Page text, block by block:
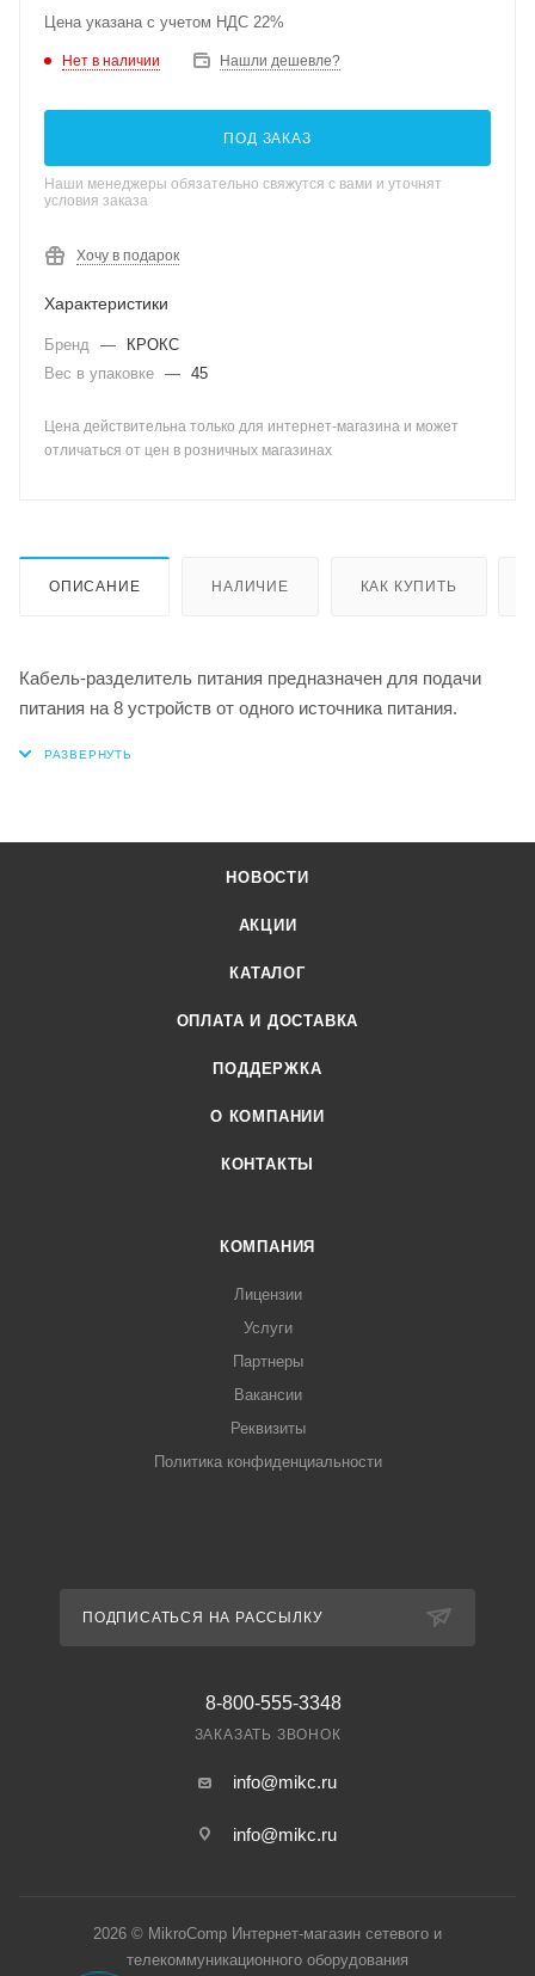
Цена указана с учетом НДС 22%
Нет в наличии Нашли дешевле?
ПОД ЗАКАЗ
Наши менеджеры обязательно свяжутся с вами и уточнят
условия заказа
Хочу в подарок
Характеристики
Бренд —
КРОКС
Вес в упаковке — 45
Цена действительна только для интернет-магазина и может
отличаться от цен в розничных магазинах
ОПИСАНИЕ НАЛИЧИЕ КАК КУПИТЬ
Кабель-разделитель питания предназначен для подачи
питания на 8 устройств от одного источника питания.
НОВОСТИ
АКЦИИ
КАТАЛОГ
ОПЛАТА И ДОСТАВКА
ПОДДЕРЖКА
О КОМПАНИИ
КОНТАКТЫ
КОМПАНИЯ
Лицензии
Услуги
Партнеры
Вакансии
Реквизиты
Политика конфиденциальности
ПОДПИСАТЬСЯ НА РАССЫЛКУ
8-800-555-3348
ЗАКАЗАТЬ ЗВОНОК
info@mikc.ru
info@mikc.ru
2026 © MikroComp Интернет-магазин сетевого и
телекоммуникационного оборудования